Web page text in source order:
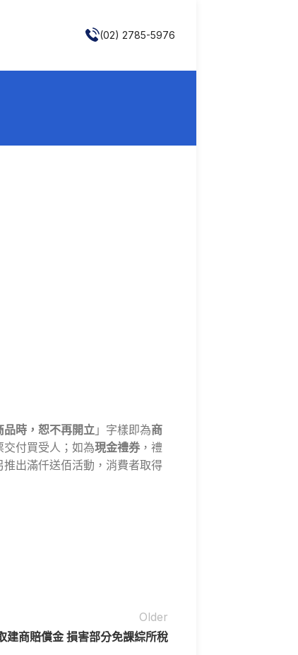
(02) 2785-5976
時，恕不再開立 」字樣即為商
付買受人；如為現金禮券 ，禮
出滿仟送佰活動，消費者取得
Older
建商賠償金 損害部分免課綜所稅